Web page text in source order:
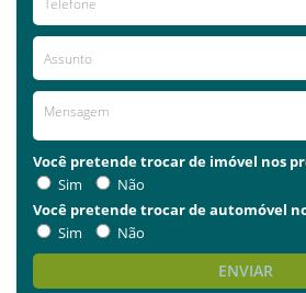
Você pretende trocar de imóvel nos
Sim
Não
Você pretende trocar de automóvel
Sim
Não
ENVIAR